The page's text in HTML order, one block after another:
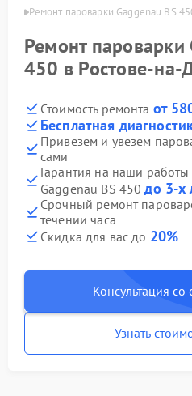
Ремонт пароварки Gaggenau BS
Ремонт пароварки
450 в Ростове-на-
Стоимость ремонта от
Бесплатная
Привезем и увезем
сами
Гарантия на наши
Gaggenau BS 450до 3-х
Срочный ремонт
течении часа
Скидка для вас до 20%
Консультация со
Узнать